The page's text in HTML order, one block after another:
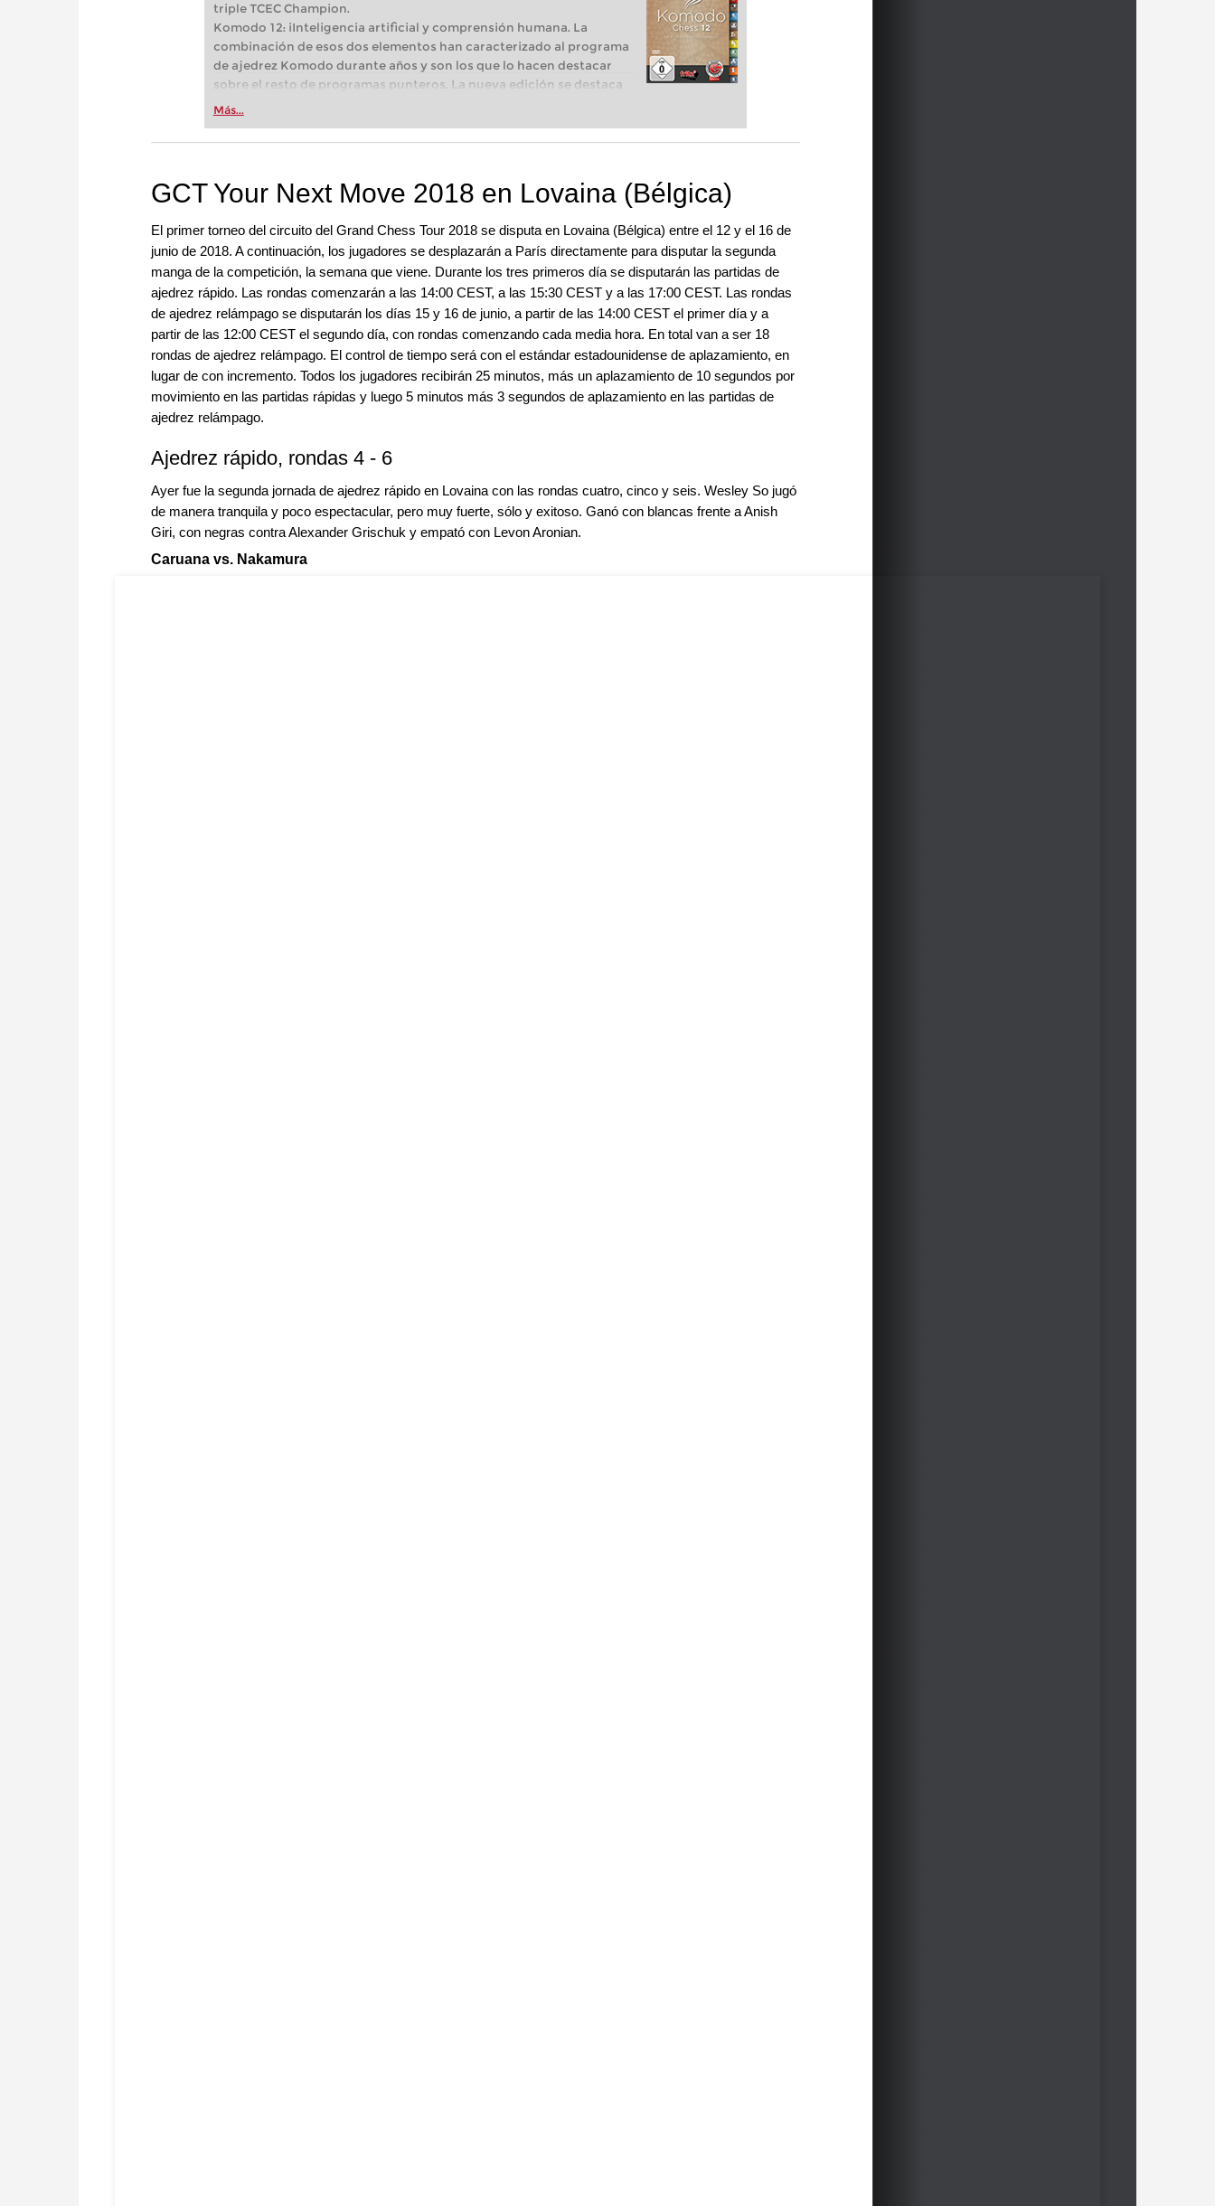
triple TCEC Champion.
Komodo 12: iInteligencia artificial y comprensión humana. La
combinación de esos dos elementos han caracterizado al programa
de ajedrez Komodo durante años y son los que lo hacen destacar
sobre el resto de programas punteros. La nueva edición se destaca
por el hecho de que "dos corazones laten en su pecho". Uno es el
segundo es el módulo Komodo "Monte Carlo" que calcula por un
Más...
GCT Your Next Move 2018 en Lovaina (Bélgica)
El primer torneo del circuito del Grand Chess Tour 2018 se disputa en Lovaina (Bélgica) entre el 12 y el 16 de
junio de 2018. A continuación, los jugadores se desplazarán a París directamente para disputar la segunda
manga de la competición, la semana que viene. Durante los tres primeros día se disputarán las partidas de
ajedrez rápido. Las rondas comenzarán a las 14:00 CEST, a las 15:30 CEST y a las 17:00 CEST. Las rondas
de ajedrez relámpago se disputarán los días 15 y 16 de junio, a partir de las 14:00 CEST el primer día y a
partir de las 12:00 CEST el segundo día, con rondas comenzando cada media hora. En total van a ser 18
rondas de ajedrez relámpago. El control de tiempo será con el estándar estadounidense de aplazamiento, en
lugar de con incremento. Todos los jugadores recibirán 25 minutos, más un aplazamiento de 10 segundos por
movimiento en las partidas rápidas y luego 5 minutos más 3 segundos de aplazamiento en las partidas de
ajedrez relámpago.
Ajedrez rápido, rondas 4 - 6
Ayer fue la segunda jornada de ajedrez rápido en Lovaina con las rondas cuatro, cinco y seis. Wesley So jugó
de manera tranquila y poco espectacular, pero muy fuerte, sólo y exitoso. Ganó con blancas frente a Anish
Giri, con negras contra Alexander Grischuk y empató con Levon Aronian.
Caruana vs. Nakamura